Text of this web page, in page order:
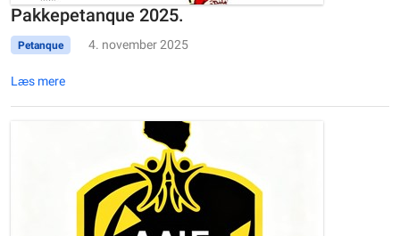
Pakkepetanque 2025.
Petanque 4. november 2025
Læs mere